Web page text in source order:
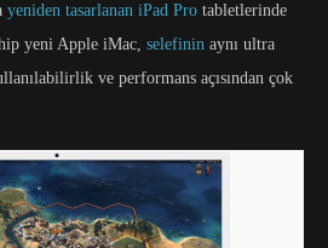
yeniden tasarlanan iPad Pro tabletlerinde
yeni Apple iMac, selefinin aynı ultra
ve performans açısından çok